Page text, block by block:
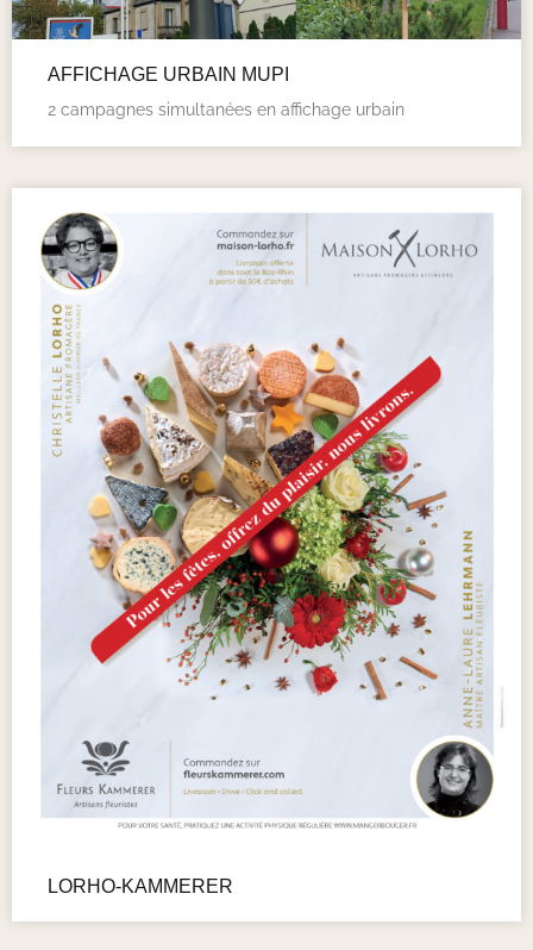
AFFICHAGE URBAIN MUPI
2 campagnes simultanées en affichage urbain
LORHO-KAMMERER